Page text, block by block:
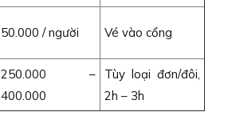
50.000 / người Vé vào cổng
250.000 –
400.000
Tùy loại đơn/đôi,
2h – 3h